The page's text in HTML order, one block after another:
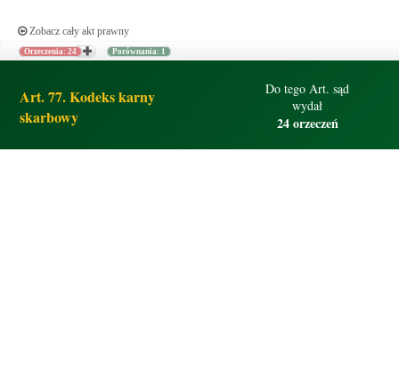
Zobacz cały akt prawny
Orzeczenia: 24 Porównania: 1
Art. 77. Kodeks karny
skarbowy
Do tego Art. sąd
wydał
24 orzeczeń